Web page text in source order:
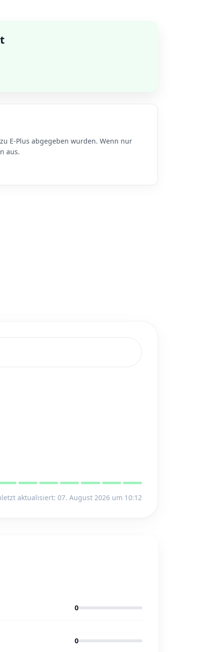
E-Plus abgegeben wurden. Wenn nur
aus.
aktualisiert: 07. August 2026 um 10:12
0
0